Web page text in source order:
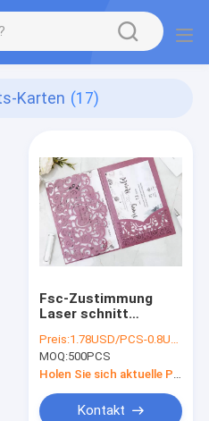
Karten (17)
Fsc-Zustimmung
Laser schnitt
Preis:1.78USD/PCS-0.8USD/PCS
MOQ:500PCS
Kontakt